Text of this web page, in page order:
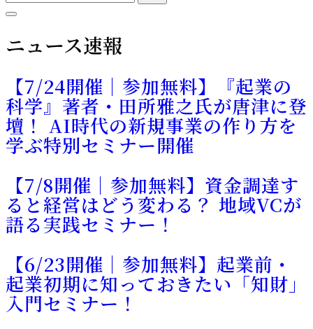
ニュース速報
【7/24開催｜参加無料】『起業の
科学』著者・田所雅之氏が唐津に登
壇！ AI時代の新規事業の作り方を
学ぶ特別セミナー開催
【7/8開催｜参加無料】資金調達す
ると経営はどう変わる？ 地域VCが
語る実践セミナー！
【6/23開催｜参加無料】起業前・
起業初期に知っておきたい「知財」
入門セミナー！